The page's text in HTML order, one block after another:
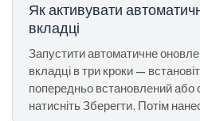
Як активувати
вкладці
Запустити автоматичне
вкладці в три кроки —
попередньо встановлений або
натисніть Зберегти. Потім